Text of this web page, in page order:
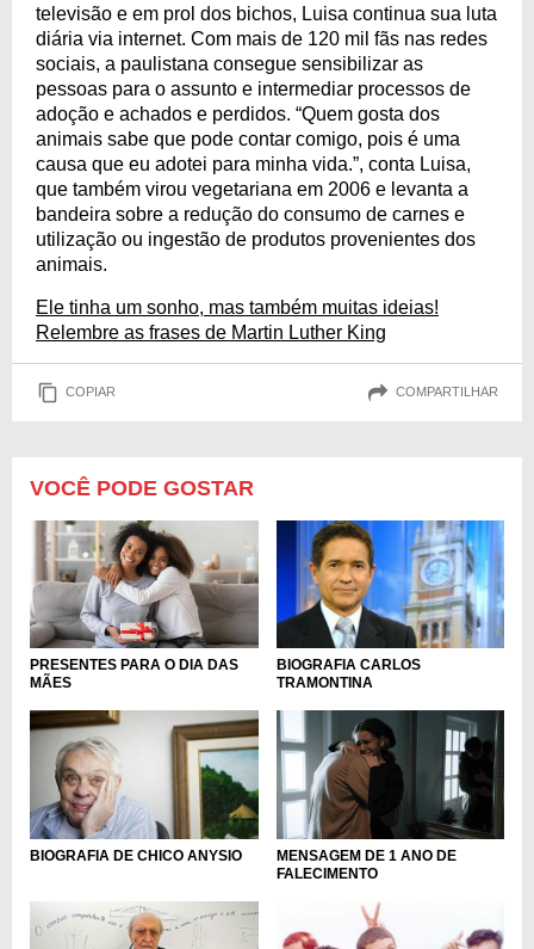
televisão e em prol dos bichos, Luisa continua sua luta
diária via internet. Com mais de 120 mil fãs nas redes
sociais, a paulistana consegue sensibilizar as
pessoas para o assunto e intermediar processos de
adoção e achados e perdidos. “Quem gosta dos
animais sabe que pode contar comigo, pois é uma
causa que eu adotei para minha vida.”, conta Luisa,
que também virou vegetariana em 2006 e levanta a
bandeira sobre a redução do consumo de carnes e
utilização ou ingestão de produtos provenientes dos
animais.
Ele tinha um sonho, mas também muitas ideias!
Relembre as frases de Martin Luther King
COPIAR COMPARTILHAR
VOCÊ PODE GOSTAR
PRESENTES PARA O DIA DAS
MÃES
BIOGRAFIA CARLOS
TRAMONTINA
BIOGRAFIA DE CHICO ANYSIO
MENSAGEM DE 1 ANO DE
FALECIMENTO